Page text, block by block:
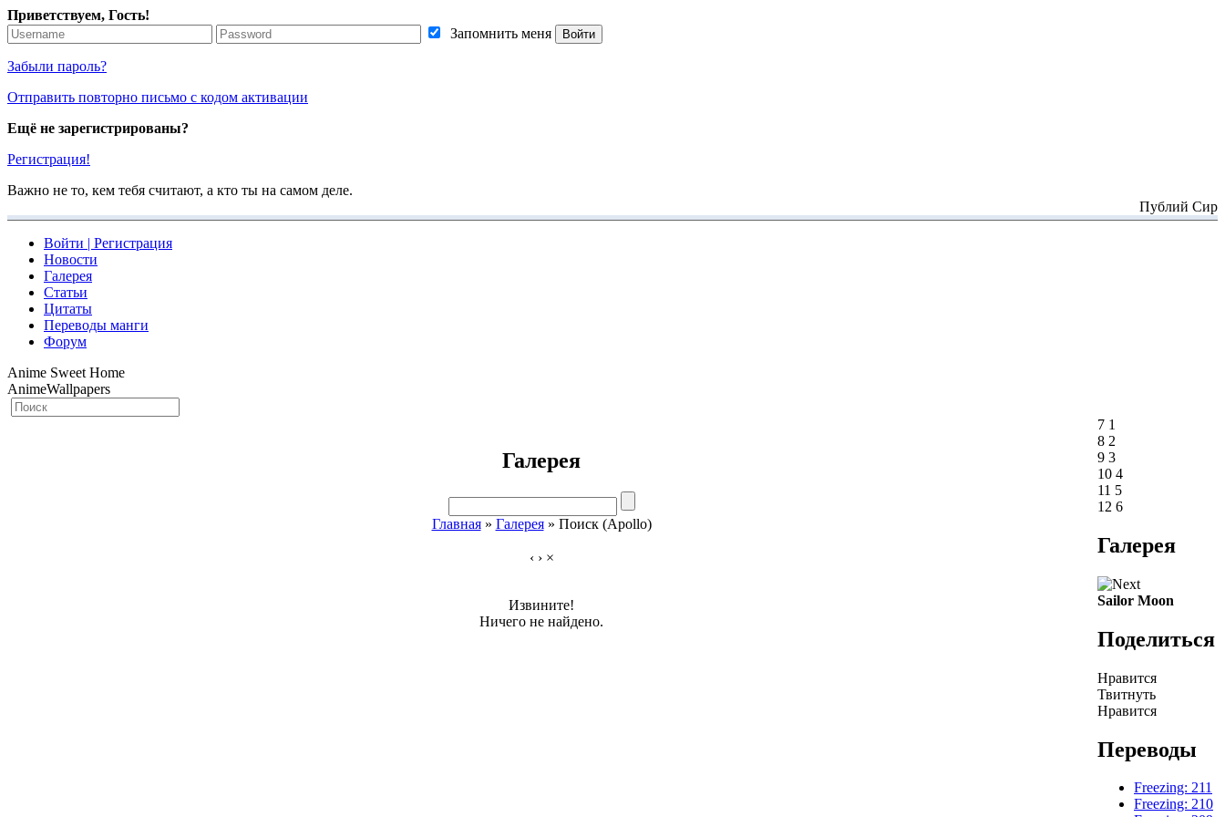
Приветствуем, Гость!
Запомнить меня
Забыли пароль?
Отправить повторно письмо с кодом активации
Ещё не зарегистрированы?
Регистрация!
Важно не то, кем тебя считают, а кто ты на самом деле.
Публий Сир
Войти | Регистрация
Новости
Галерея
Статьи
Цитаты
Переводы манги
Форум
Anime Sweet Home
AnimeWallpapers
Галерея
Главная» Галерея» Поиск (Apollo)
‹ › ×
Извините!
Ничего не найдено.
7 1
8 2
9 3
10 4
11 5
12 6
Галерея
Sailor Moon
Поделиться
Нравится
Твитнуть
Нравится
Переводы
Freezing: 211
Freezing: 210